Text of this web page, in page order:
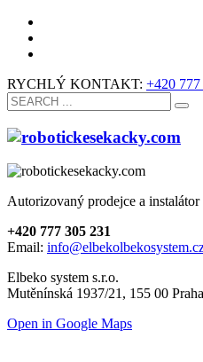
RYCHLÝ KONTAKT: +420 777
Autorizovaný prodejce a
+420 777 305 231
Email:
Elbeko system s.r.o.
Mutěnínská 1937/21, 155 00
Open in Google Maps